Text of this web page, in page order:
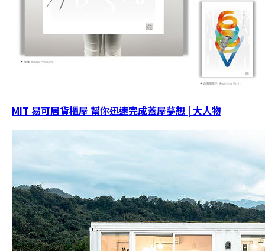
MIT 易可居貨櫃屋 幫你迅速完成蓋屋夢想 | 大人物